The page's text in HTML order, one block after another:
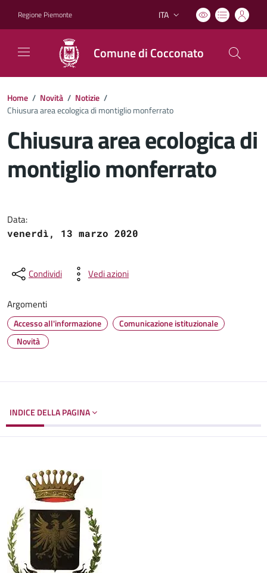
Regione Piemonte Lingua attiva:
ITA
Comune di Cocconato
Home / Novità / Notizie /
Chiusura area ecologica di montiglio monferrato
Chiusura area ecologica di
montiglio monferrato
Data:
venerdì, 13 marzo 2020
Condividi Vedi azioni
Argomenti
Accesso all'informazione
Comunicazione istituzionale
Novità
INDICE DELLA PAGINA